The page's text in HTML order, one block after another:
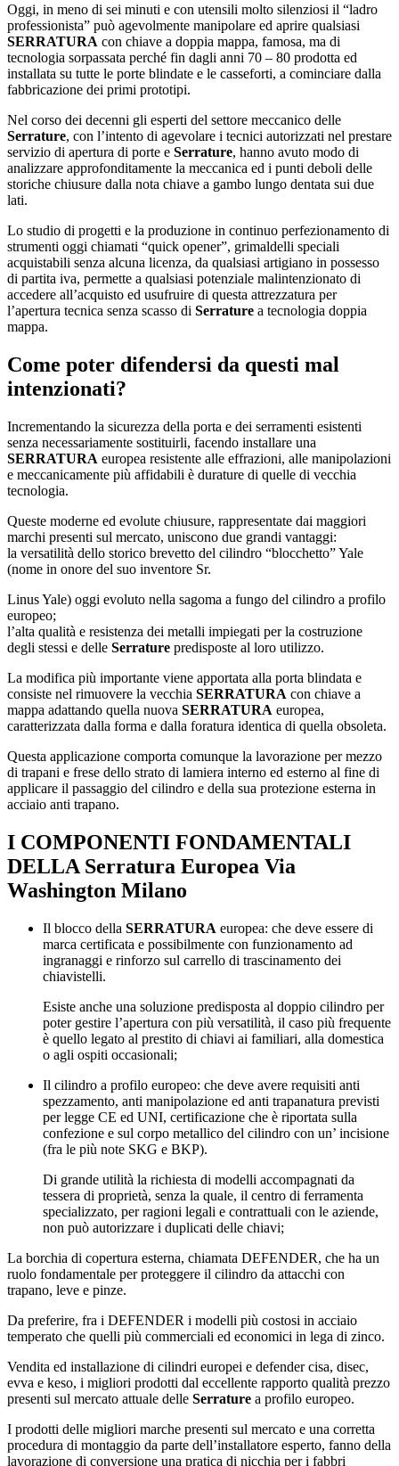
Oggi, in meno di sei minuti e con utensili molto silenziosi il “ladro
professionista” può agevolmente manipolare ed aprire qualsiasi
SERRATURA con chiave a doppia mappa, famosa, ma di
tecnologia sorpassata perché fin dagli anni 70 – 80 prodotta ed
installata su tutte le porte blindate e le casseforti, a cominciare dalla
fabbricazione dei primi prototipi.
Nel corso dei decenni gli esperti del settore meccanico delle
Serrature, con l’intento di agevolare i tecnici autorizzati nel prestare
servizio di apertura di porte e Serrature, hanno avuto modo di
analizzare approfonditamente la meccanica ed i punti deboli delle
storiche chiusure dalla nota chiave a gambo lungo dentata sui due
lati.
Lo studio di progetti e la produzione in continuo perfezionamento di
strumenti oggi chiamati “quick opener”, grimaldelli speciali
acquistabili senza alcuna licenza, da qualsiasi artigiano in possesso
di partita iva, permette a qualsiasi potenziale malintenzionato di
accedere all’acquisto ed usufruire di questa attrezzatura per
l’apertura tecnica senza scasso di Serrature a tecnologia doppia
mappa.
Come poter difendersi da questi mal
intenzionati?
Incrementando la sicurezza della porta e dei serramenti esistenti
senza necessariamente sostituirli, facendo installare una
SERRATURA europea resistente alle effrazioni, alle manipolazioni
e meccanicamente più affidabili è durature di quelle di vecchia
tecnologia.
Queste moderne ed evolute chiusure, rappresentate dai maggiori
marchi presenti sul mercato, uniscono due grandi vantaggi:
la versatilità dello storico brevetto del cilindro “blocchetto” Yale
(nome in onore del suo inventore Sr.
Linus Yale) oggi evoluto nella sagoma a fungo del cilindro a profilo
europeo;
l’alta qualità e resistenza dei metalli impiegati per la costruzione
degli stessi e delle Serrature predisposte al loro utilizzo.
La modifica più importante viene apportata alla porta blindata e
consiste nel rimuovere la vecchia SERRATURA con chiave a
mappa adattando quella nuova SERRATURA europea,
caratterizzata dalla forma e dalla foratura identica di quella obsoleta.
Questa applicazione comporta comunque la lavorazione per mezzo
di trapani e frese dello strato di lamiera interno ed esterno al fine di
applicare il passaggio del cilindro e della sua protezione esterna in
acciaio anti trapano.
I COMPONENTI FONDAMENTALI
DELLA Serratura Europea Via
Washington Milano
Il blocco della SERRATURA europea: che deve essere di
marca certificata e possibilmente con funzionamento ad
ingranaggi e rinforzo sul carrello di trascinamento dei
chiavistelli.
Esiste anche una soluzione predisposta al doppio cilindro per
poter gestire l’apertura con più versatilità, il caso più frequente
è quello legato al prestito di chiavi ai familiari, alla domestica
o agli ospiti occasionali;
Il cilindro a profilo europeo: che deve avere requisiti anti
spezzamento, anti manipolazione ed anti trapanatura previsti
per legge CE ed UNI, certificazione che è riportata sulla
confezione e sul corpo metallico del cilindro con un’ incisione
(fra le più note SKG e BKP).
Di grande utilità la richiesta di modelli accompagnati da
tessera di proprietà, senza la quale, il centro di ferramenta
specializzato, per ragioni legali e contrattuali con le aziende,
non può autorizzare i duplicati delle chiavi;
La borchia di copertura esterna, chiamata DEFENDER, che ha un
ruolo fondamentale per proteggere il cilindro da attacchi con
trapano, leve e pinze.
Da preferire, fra i DEFENDER i modelli più costosi in acciaio
temperato che quelli più commerciali ed economici in lega di zinco.
Vendita ed installazione di cilindri europei e defender cisa, disec,
evva e keso, i migliori prodotti dal eccellente rapporto qualità prezzo
presenti sul mercato attuale delle Serrature a profilo europeo.
I prodotti delle migliori marche presenti sul mercato e una corretta
procedura di montaggio da parte dell’installatore esperto, fanno della
lavorazione di conversione una pratica di nicchia per i fabbri